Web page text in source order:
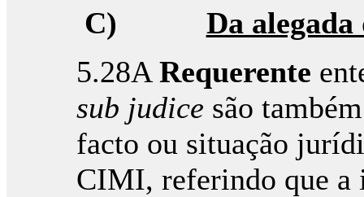
C) Da
5.28ARequerente
sub judice são
facto ou situação
CIMI, referindo que a